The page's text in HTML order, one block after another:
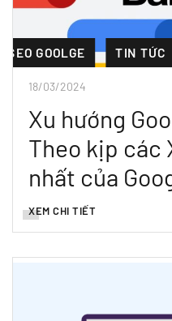
SEO GOOLGE TIN TỨC
18/03/2024
Xu hướng
Theo kịp các
nhất của
XEM CHI TIẾT